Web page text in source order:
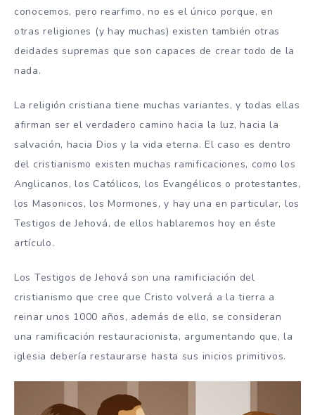
conocemos, pero rearfimo, no es el único porque, en
otras religiones (y hay muchas) existen también otras
deidades supremas que son capaces de crear todo de la
nada.
La religión cristiana tiene muchas variantes, y todas ellas
afirman ser el verdadero camino hacia la luz, hacia la
salvación, hacia Dios y la vida eterna. El caso es dentro
del cristianismo existen muchas ramificaciones, como los
Anglicanos, los Católicos, los Evangélicos o protestantes,
los Masonicos, los Mormones, y hay una en particular, los
Testigos de Jehová, de ellos hablaremos hoy en éste
artículo.
Los Testigos de Jehová son una ramificiación del
cristianismo que cree que Cristo volverá a la tierra a
reinar unos 1000 años, además de ello, se consideran
una ramificación restauracionista, argumentando que, la
iglesia debería restaurarse hasta sus inicios primitivos.